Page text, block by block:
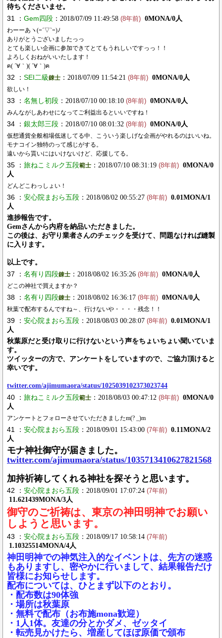
待ちくださいませ。
31 ： Gem四段 ：2018/07/09 11:49:58 (8年前) 0MONA/0人
わーーあヽ(=´▽`=)ﾉ
ありがとうございましたっっ
とても楽しい企画に参加できてとてもうれしいですっっ！！
よろしくおねがいいたします！
ฅ( ´∀｀)( ´∀｀)ฅ
32 ： SEI二級錬士 ：2018/07/09 11:54:21 (8年前) 0MONA/0人
欲しい！
33 ： 名無し初段 ：2018/07/10 00:18:10 (8年前) 0MONA/0人
みんながしあわせになってご利益出るといいですね！
34 ： 銀太郎三段 ：2018/07/10 08:01:32 (8年前) 0MONA/0人
仮想通貨全般相場低迷してる中、こういう楽しげな企画がやれるのはいいね。
モナコイン独特のって感じがする。
遠いから貰いにはいけないけど、応援してる。
35 ： 旅ねこミルク五段範士 ：2018/07/10 08:31:19 (8年前) 0MONA/0
人
どんどこわっしょい！
36 ： 安心院まおら五段 ：2018/08/02 00:55:27 (8年前) 0.01MONA/1
人
進捗報告です。
Gemさんから内府を納品いただきました。
この後は、お守り業者さんのチェックを受けて、問題なければ縫製
に入ります。
以上です。
37 ： 名有り四段錬士 ：2018/08/02 16:35:26 (8年前) 0MONA/0人
どこの神社で買えますか？
38 ： 名有り四段錬士 ：2018/08/02 16:36:17 (8年前) 0MONA/0人
秋葉で配布するんですね～、行けないや・・・・残念！！
39 ： 安心院まおら五段 ：2018/08/03 00:28:07 (8年前) 0.01MONA/1
人
秋葉原だと受け取りに行けないという声をちょいちょい聞いていま
す。
ツイッターの方で、アンケートをしていますので、ご協力頂けると
幸いです。
twitter.com/ajimumaora/status/1025039102373023744
40 ： 旅ねこミルク五段範士 ：2018/08/03 00:47:12 (8年前) 0MONA/0
人
アンケートとフォローさせていただきましたm(? _)m
41 ： 安心院まおら五段 ：2018/09/01 15:43:00 (7年前) 0.11MONA/2
人
モナ神社御守が届きました。
twitter.com/ajimumaora/status/1035713410627821568
加持祈祷してくれる神社を探そうと思います。
42 ： 安心院まおら五段 ：2018/09/01 17:07:24 (7年前)
11.621439MONA/3人
御守のご祈祷は、東京の神田明神でお願い
しようと思います。
43 ： 安心院まおら五段 ：2018/09/17 10:58:14 (7年前)
1.10325514MONA/4人
神田明神での神気注入的なイベントは、先方の迷惑
もありますし、密やかに行いまして、結果報告だけ
皆様にお知らせします。
配布については、ひとまず以下のとおり。
・配布数は90体強
・場所は秋葉原
・無料で配布（お布施mona歓迎）
・1人1体。友達の分とかダメ、ゼッタイ
・転売見かけたら、増産してほぼ原価で頒布